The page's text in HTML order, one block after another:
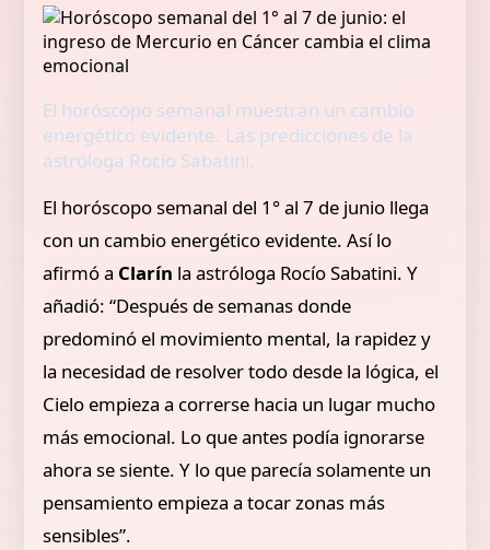
El horóscopo semanal muestran un cambio
energético evidente. Las predicciones de la
astróloga Rocío Sabatini.
El horóscopo semanal del 1° al 7 de junio llega
con un cambio energético evidente. Así lo
afirmó a Clarín la astróloga Rocío Sabatini. Y
añadió: “Después de semanas donde
predominó el movimiento mental, la rapidez y
la necesidad de resolver todo desde la lógica, el
Cielo empieza a correrse hacia un lugar mucho
más emocional. Lo que antes podía ignorarse
ahora se siente. Y lo que parecía solamente un
pensamiento empieza a tocar zonas más
sensibles”.